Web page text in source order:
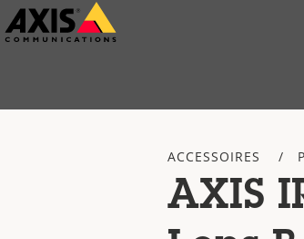
Passer
au
ACCESSOIRES
AXIS